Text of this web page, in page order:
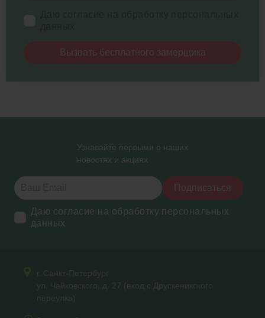
Вызвать бесплатного замерщика
Узнавайте первыми о наших
новостях и акциях
Подписаться
Даю согласие на обработку персональных
данных